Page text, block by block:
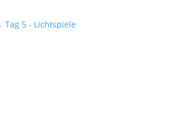
Tag 5 - Lichtspiele